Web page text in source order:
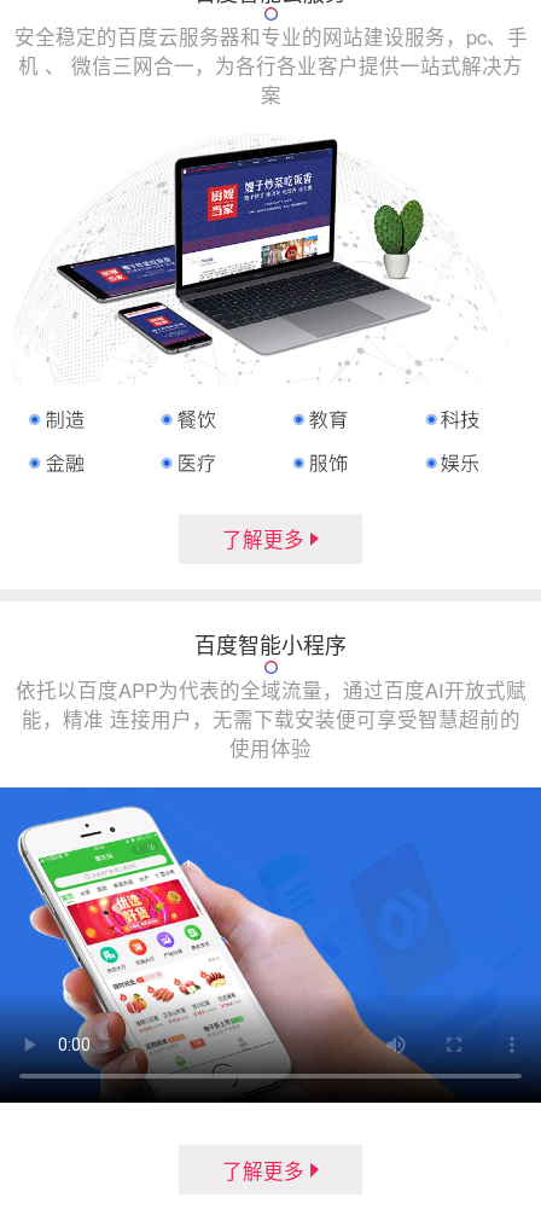
安全稳定的百度云服务器和专业的网站建设服务，pc、手
机 、 微信三网合一，为各行各业客户提供一站式解决方
案
了解更多
百度智能小程序
依托以百度APP为代表的全域流量，通过百度AI开放式赋
能，精准 连接用户，无需下载安装便可享受智慧超前的
使用体验
了解更多